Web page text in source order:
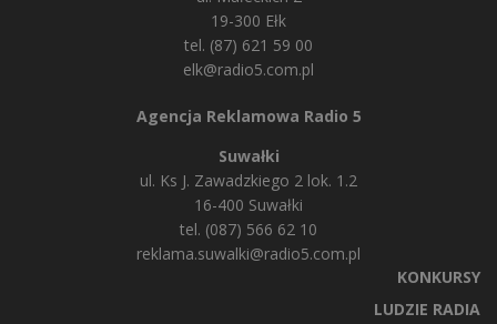
19-300 Ełk
tel. (87) 621 59 00
elk@radio5.com.pl
Agencja Reklamowa Radio 5
Suwałki
ul. Ks J. Zawadzkiego 2 lok. 1.2
16-400 Suwałki
tel. (087) 566 62 10
reklama.suwalki@radio5.com.pl
KONKURSY
LUDZIE RADIA